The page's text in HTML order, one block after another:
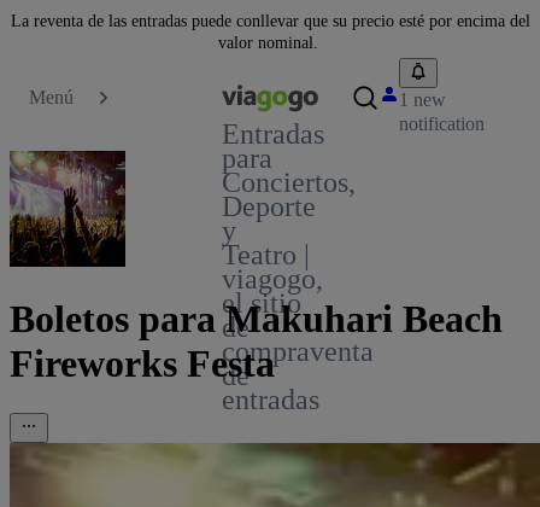
La reventa de las entradas puede conllevar que su precio esté por encima del
valor nominal.
Menú
Entradas
para
Conciertos,
Deporte
y
Teatro |
viagogo,
el sitio
de
compraventa
de
entradas
1 new
notification
Boletos para Makuhari Beach
Fireworks Festa